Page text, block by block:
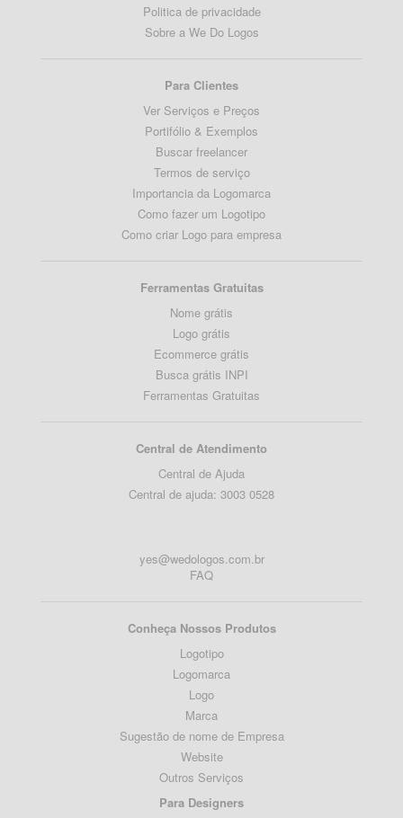
Politica de privacidade
Sobre a We Do Logos
Para Clientes
Ver Serviços e Preços
Portifólio & Exemplos
Buscar freelancer
Termos de serviço
Importancia da Logomarca
Como fazer um Logotipo
Como criar Logo para empresa
Ferramentas Gratuitas
Nome grátis
Logo grátis
Ecommerce grátis
Busca grátis INPI
Ferramentas Gratuitas
Central de Atendimento
Central de Ajuda
Central de ajuda: 3003 0528
yes@wedologos.com.br
FAQ
Conheça Nossos Produtos
Logotipo
Logomarca
Logo
Marca
Sugestão de nome de Empresa
Website
Outros Serviços
Para Designers